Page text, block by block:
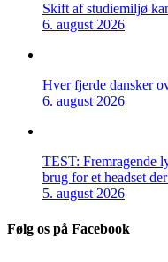
Skift af studiemiljø
6. august 2026
Hver fjerde dansker
6. august 2026
TEST: Fremragende
brug for et headset
5. august 2026
Følg os på Facebook